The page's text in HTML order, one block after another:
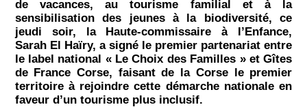
de vacances, au tourisme familial et à la
sensibilisation des jeunes à la biodiversité, ce
jeudi soir, la Haute-commissaire à l’Enfance,
Sarah El Haïry, a signé le premier partenariat entre
le label national « Le Choix des Familles » et Gîtes
de France Corse, faisant de la Corse le premier
territoire à rejoindre cette démarche nationale en
faveur d’un tourisme plus inclusif.